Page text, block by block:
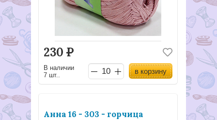
230 Р
В наличии
7 шт..
в корзину
Анна 16 - 303 - горчица